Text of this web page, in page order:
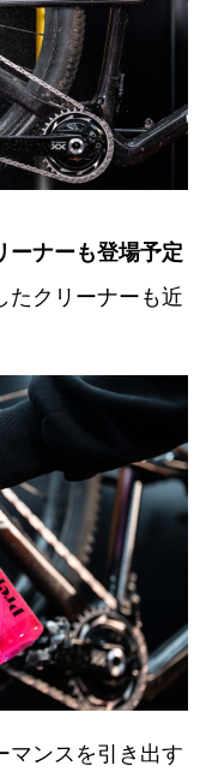
ーナーも登場予定
たクリーナーも近
マンスを引き出す